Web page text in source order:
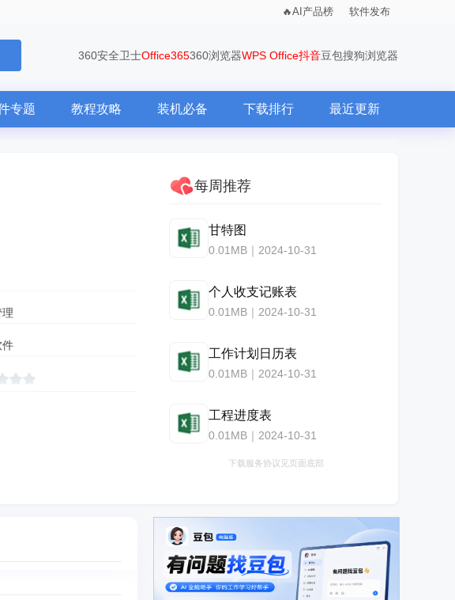
AI产品榜 软件发布
360安全卫士Office365360浏览器WPS Office抖音豆包搜狗浏览器
专题 教程攻略 装机必备 下载排行 最近更新
理
件
每周推荐
甘特图
0.01MB｜2024-10-31
个人收支记账表
0.01MB｜2024-10-31
工作计划日历表
0.01MB｜2024-10-31
工程进度表
0.01MB｜2024-10-31
下载服务协议见页面底部